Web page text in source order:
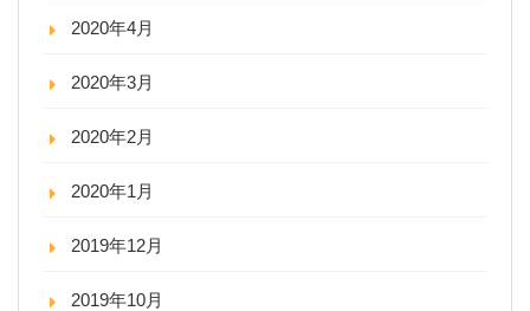
2020年4月
2020年3月
2020年2月
2020年1月
2019年12月
2019年10月